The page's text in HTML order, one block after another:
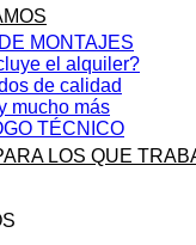
MONTAJES
el alquiler?
de calidad
mucho más
TÉCNICO
LOS QUE